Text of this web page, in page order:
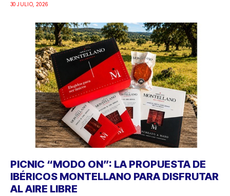
30 JULIO, 2026
PICNIC “MODO ON”: LA PROPUESTA DE
IBÉRICOS MONTELLANO PARA DISFRUTAR
AL AIRE LIBRE